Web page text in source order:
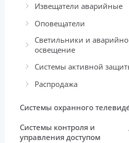
Извещатели аварийные
Оповещатели
Светильники и
освещение
Системы активной
Распродажа
Системы охранного
Системы контроля и
управления доступом